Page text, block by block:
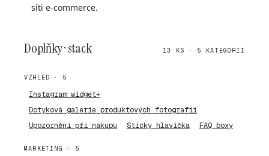
síti e-commerce.
Doplňky · stack 13 KS · 5 KATEGORIÍ
VZHLED · 5
Instagram widget+
Dotyková galerie produktových fotografií
Upozornění při nákupu
Sticky hlavička FAQ boxy
MARKETING · 5